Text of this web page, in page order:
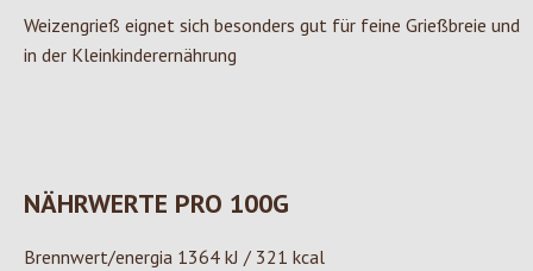
Weizengrieß eignet sich besonders gut für feine Grießbreie und
in der Kleinkinderernährung
NÄHRWERTE PRO 100G
Brennwert/energia 1364 kJ / 321 kcal